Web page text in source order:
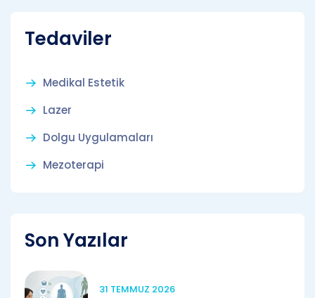
Tedaviler
Medikal Estetik
Lazer
Dolgu Uygulamaları
Mezoterapi
Son Yazılar
31 TEMMUZ 2026